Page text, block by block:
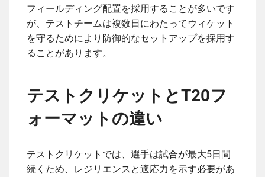
フィールディング配置を採用することが多いです
が、テストチームは複数日にわたってウィケット
を守るためにより防御的なセットアップを採用す
ることがあります。
テストクリケットとT20フ
ォーマットの違い
テストクリケットでは、選手は試合が最大5日間
続くため、レジリエンスと適応力を示す必要があ